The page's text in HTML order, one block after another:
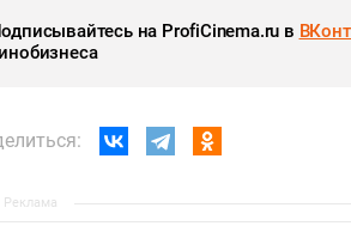
на ProfiCinema.ru в
Реклама